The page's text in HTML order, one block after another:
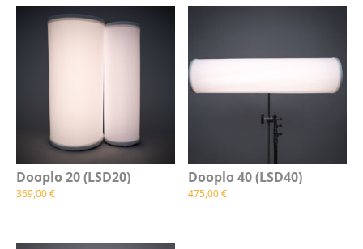
Dooplo 20 (LSD20)
369,00€
Dooplo 40 (LSD40)
475,00€